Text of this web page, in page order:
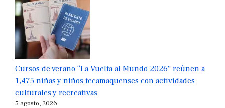
Cursos de verano “La Vuelta al Mundo 2026” reúnen a
1,475 niñas y niños tecamaquenses con actividades
culturales y recreativas
5 agosto, 2026